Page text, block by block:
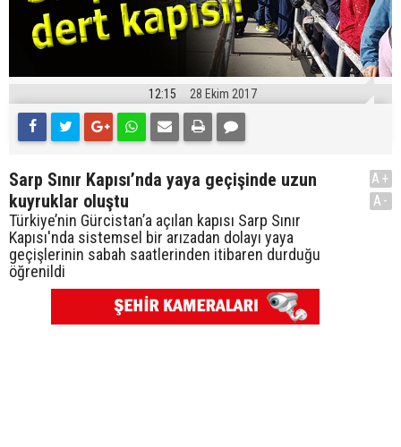
12:15 28 Ekim 2017
Sarp Sınır Kapısı’nda yaya geçişinde uzun
kuyruklar oluştu
Türkiye’nin Gürcistan’a açılan kapısı Sarp Sınır
Kapısı'nda sistemsel bir arızadan dolayı yaya
geçişlerinin sabah saatlerinden itibaren durduğu
öğrenildi
A+
A-